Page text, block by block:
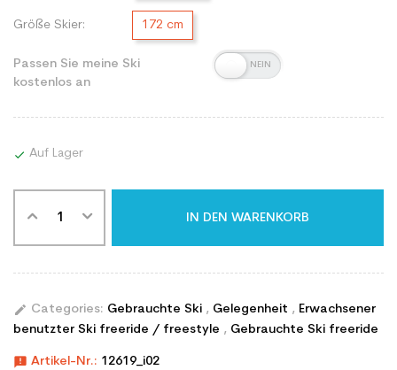
Größe Skier: 172 cm
Passen Sie meine Ski
kostenlos an
 Auf Lager
IN DEN WARENKORB
edit Categories: Gebrauchte Ski , Gelegenheit , Erwachsener
benutzter Ski freeride / freestyle , Gebrauchte Ski freeride
announcement Artikel-Nr.: 12619_i02